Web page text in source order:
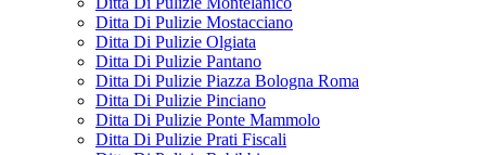
Ditta Di Pulizie Mostacciano
Ditta Di Pulizie Olgiata
Ditta Di Pulizie Pantano
Ditta Di Pulizie Piazza Bologna Roma
Ditta Di Pulizie Pinciano
Ditta Di Pulizie Ponte Mammolo
Ditta Di Pulizie Prati Fiscali